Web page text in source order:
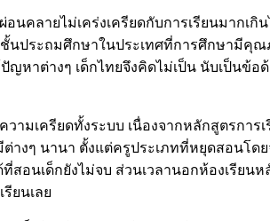
นคลายไม่เคร่งเครียดกับการเรียนมากเกิ
นชั้นประถมศึกษาในประเทศที่การศึกษามีคุ
ญหาต่างๆ เด็กไทยจึงคิดไม่เป็น นับเป็นข้อ
มเครียดทั้งระบบ เนื่องจากหลักสูตรการเ
างๆ นานา ตั้งแต่ครูประเภทที่หยุดสอนโด
อนเด็กยังไม่จบ ส่วนเวลานอกห้องเรียนห
ยนเลย